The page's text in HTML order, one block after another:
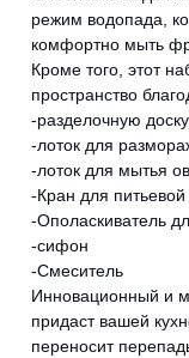
режим водопада,
комфортно мыть
Кроме того, этот
пространство
-разделочную
-лоток для
-лоток для мытья
-Кран для
-Ополаскиватель
-сифон
-Смеситель
Инновационный и
придаст вашей
переносит